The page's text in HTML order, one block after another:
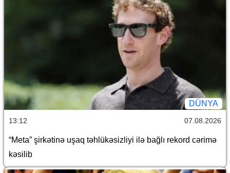
DÜNYA
13:12 07.08.2026
“Meta” şirkətinə uşaq təhlükəsizliyi ilə bağlı rekord cərimə
kəsilib